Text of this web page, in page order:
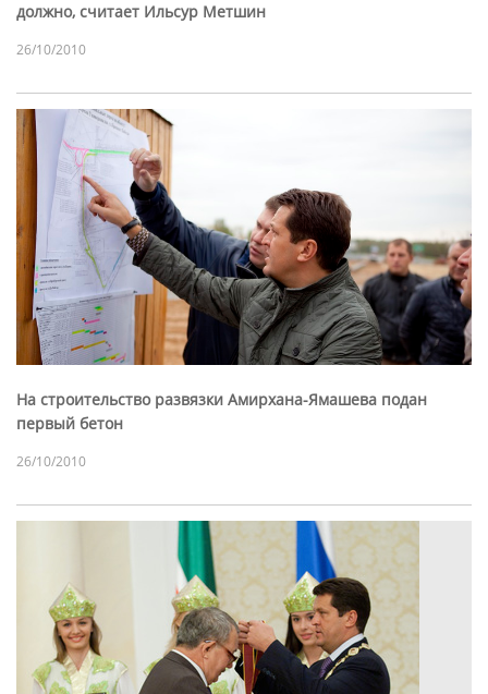
должно, считает Ильсур Метшин
26/10/2010
На строительство развязки Амирхана-Ямашева подан
первый бетон
26/10/2010